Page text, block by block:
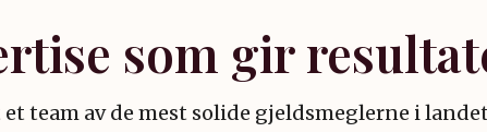
som gir
team av de mest solide gjeldsmeglerne i